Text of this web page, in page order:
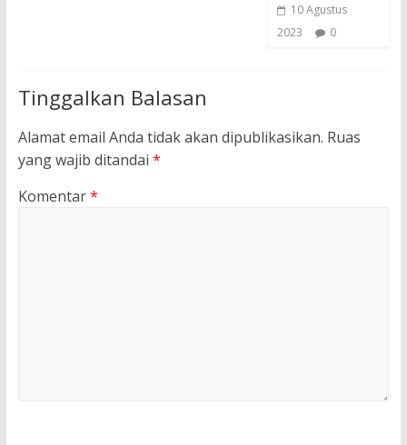
10 Agustus
2023
0
Tinggalkan Balasan
Alamat email Anda tidak akan dipublikasikan. Ruas
yang wajib ditandai *
Komentar*